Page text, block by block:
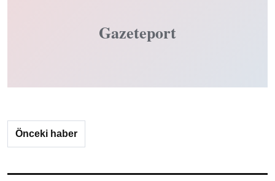
Gazeteport
Önceki haber